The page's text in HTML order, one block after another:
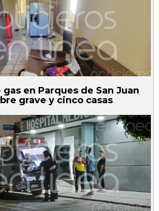
en Parques de San Juan
grave y cinco casas